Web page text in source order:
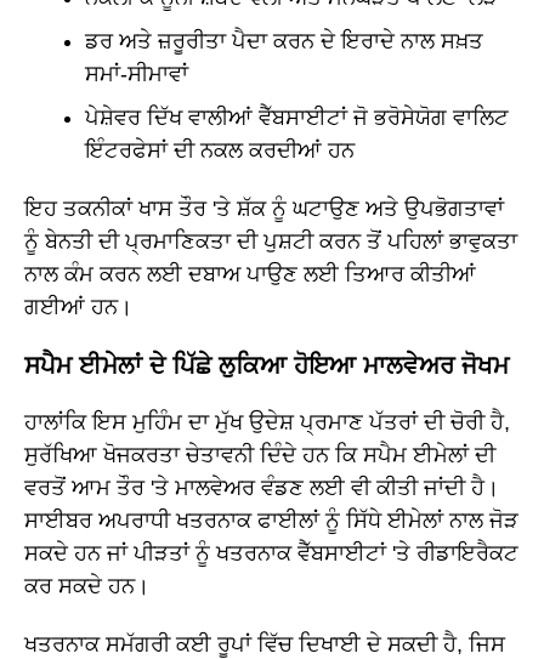
ਡਰ ਅਤੇ ਜ਼ਰੂਰੀਤਾ ਪੈਦਾ ਕਰਨ ਦੇ ਇਰਾਦੇ ਨਾਲ ਸਖ਼ਤ
ਸਮਾਂ-ਸੀਮਾਵਾਂ
ਪੇਸ਼ੇਵਰ ਦਿੱਖ ਵਾਲੀਆਂ ਵੈੱਬਸਾਈਟਾਂ ਜੋ ਭਰੋਸੇਯੋਗ ਵਾਲਿਟ
ਇੰਟਰਫੇਸਾਂ ਦੀ ਨਕਲ ਕਰਦੀਆਂ ਹਨ
ਇਹ ਤਕਨੀਕਾਂ ਖਾਸ ਤੌਰ 'ਤੇ ਸ਼ੱਕ ਨੂੰ ਘਟਾਉਣ ਅਤੇ ਉਪਭੋਗਤਾਵਾਂ
ਨੂੰ ਬੇਨਤੀ ਦੀ ਪ੍ਰਮਾਣਿਕਤਾ ਦੀ ਪੁਸ਼ਟੀ ਕਰਨ ਤੋਂ ਪਹਿਲਾਂ ਭਾਵੁਕਤਾ
ਨਾਲ ਕੰਮ ਕਰਨ ਲਈ ਦਬਾਅ ਪਾਉਣ ਲਈ ਤਿਆਰ ਕੀਤੀਆਂ
ਗਈਆਂ ਹਨ।
ਸਪੈਮ ਈਮੇਲਾਂ ਦੇ ਪਿੱਛੇ ਲੁਕਿਆ ਹੋਇਆ ਮਾਲਵੇਅਰ ਜੋਖਮ
ਹਾਲਾਂਕਿ ਇਸ ਮੁਹਿੰਮ ਦਾ ਮੁੱਖ ਉਦੇਸ਼ ਪ੍ਰਮਾਣ ਪੱਤਰਾਂ ਦੀ ਚੋਰੀ ਹੈ,
ਸੁਰੱਖਿਆ ਖੋਜਕਰਤਾ ਚੇਤਾਵਨੀ ਦਿੰਦੇ ਹਨ ਕਿ ਸਪੈਮ ਈਮੇਲਾਂ ਦੀ
ਵਰਤੋਂ ਆਮ ਤੌਰ 'ਤੇ ਮਾਲਵੇਅਰ ਵੰਡਣ ਲਈ ਵੀ ਕੀਤੀ ਜਾਂਦੀ ਹੈ।
ਸਾਈਬਰ ਅਪਰਾਧੀ ਖਤਰਨਾਕ ਫਾਈਲਾਂ ਨੂੰ ਸਿੱਧੇ ਈਮੇਲਾਂ ਨਾਲ ਜੋੜ
ਸਕਦੇ ਹਨ ਜਾਂ ਪੀੜਤਾਂ ਨੂੰ ਖਤਰਨਾਕ ਵੈੱਬਸਾਈਟਾਂ 'ਤੇ ਰੀਡਾਇਰੈਕਟ
ਕਰ ਸਕਦੇ ਹਨ।
ਖਤਰਨਾਕ ਸਮੱਗਰੀ ਕਈ ਰੂਪਾਂ ਵਿੱਚ ਦਿਖਾਈ ਦੇ ਸਕਦੀ ਹੈ, ਜਿਸ